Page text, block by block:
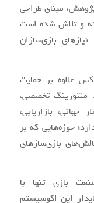
مبنای طراحی
و تلاش شده است
بازی‌سازان
علاوه بر حمایت
منتورینگ تخصصی،
جهانی، بازاریابی،
حوزه‌هایی که بر
بازی‌سازهای
بازی تنها با
این اکوسیستم